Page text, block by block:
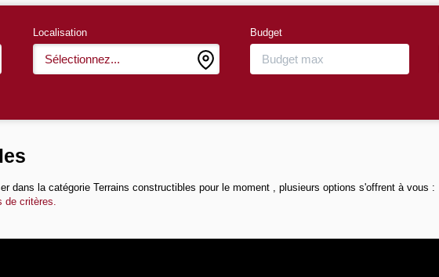
Localisation
Sélectionnez...
Budget
dans la catégorie Terrains constructibles pour le moment , plusieurs options s'offrent à vous :
de critères.